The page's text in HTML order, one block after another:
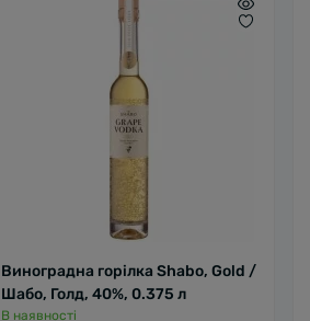
Виноградна горілка Shabo, Gold /
Шабо, Голд, 40%, 0.375 л
В наявності